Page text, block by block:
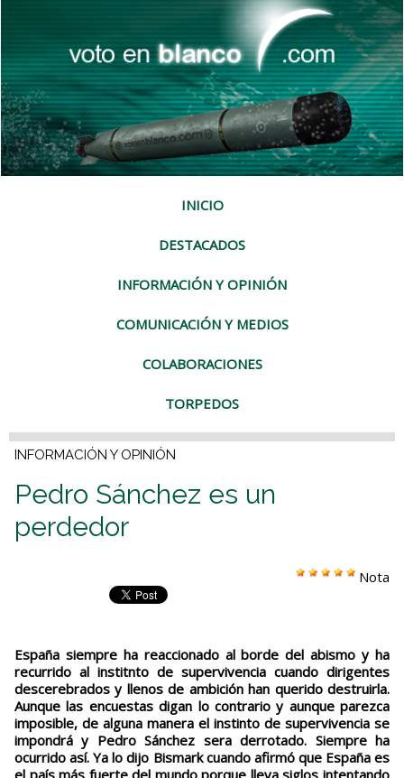
INICIO
DESTACADOS
INFORMACIÓN Y OPINIÓN
COMUNICACIÓN Y MEDIOS
COLABORACIONES
TORPEDOS
INFORMACIÓN Y OPINIÓN
Pedro Sánchez es un
perdedor
Nota
España siempre ha reaccionado al borde del abismo y ha
recurrido al institnto de supervivencia cuando dirigentes
descerebrados y llenos de ambición han querido destruirla.
Aunque las encuestas digan lo contrario y aunque parezca
imposible, de alguna manera el instinto de supervivencia se
impondrá y Pedro Sánchez sera derrotado. Siempre ha
ocurrido así. Ya lo dijo Bismark cuando afirmó que España es